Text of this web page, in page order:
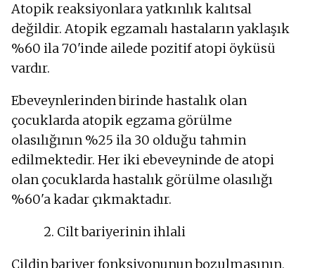
Atopik reaksiyonlara yatkınlık kalıtsal
değildir. Atopik egzamalı hastaların yaklaşık
%60 ila 70'inde ailede pozitif atopi öyküsü
vardır.
Ebeveynlerinden birinde hastalık olan
çocuklarda atopik egzama görülme
olasılığının %25 ila 30 olduğu tahmin
edilmektedir. Her iki ebeveyninde de atopi
olan çocuklarda hastalık görülme olasılığı
%60'a kadar çıkmaktadır.
Cilt bariyerinin ihlali
Cildin bariyer fonksiyonunun bozulmasının,